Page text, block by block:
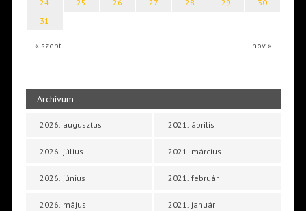
« szept nov »
24
25 26 27 28 29
30
31
Archívum
2026. augusztus
2026. július
2026. június
2026. május
2021. április
2021. március
2021. február
2021. január